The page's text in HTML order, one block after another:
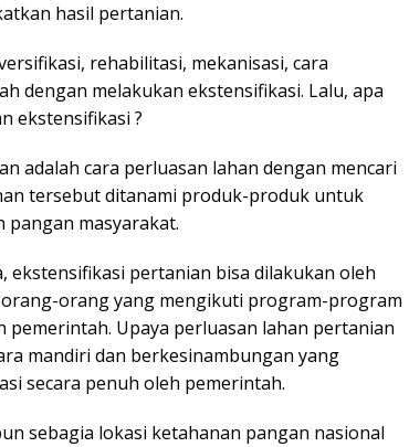
hasil pertanian.
rehabilitasi, mekanisasi, cara
dengan melakukan ekstensifikasi. Lalu, apa
ekstensifikasi ?
adalah cara perluasan lahan dengan mencari
tersebut ditanami produk-produk untuk
masyarakat.
ekstensifikasi pertanian bisa dilakukan oleh
orang yang mengikuti program-program
pemerintah. Upaya perluasan lahan pertanian
mandiri dan berkesinambungan yang
secara penuh oleh pemerintah.
sebagia lokasi ketahanan pangan nasional